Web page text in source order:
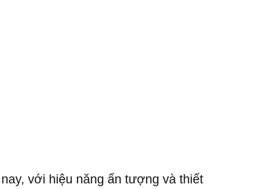
với hiệu năng ấn tượng và thiết